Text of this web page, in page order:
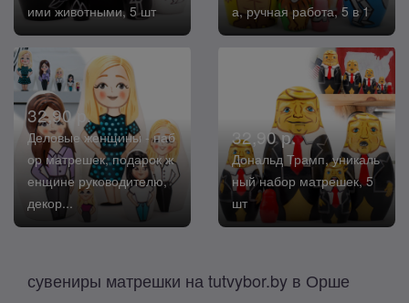
ими животными, 5 шт
а, ручная работа, 5 в 1
32,90 р.
Деловые женщины - наб
ор матрешек, подарок ж
енщине руководителю,
декор...
32,90 р.
Дональд Трамп, уникаль
ный набор матрешек, 5
шт
сувениры матрешки на tutvybor.by в Орше